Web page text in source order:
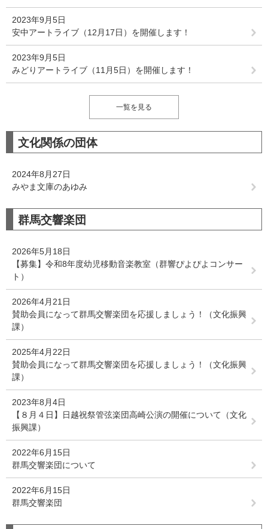
2023年9月5日
安中アートライブ（12月17日）を開催します！
2023年9月5日
みどりアートライブ（11月5日）を開催します！
一覧を見る
文化関係の団体
2024年8月27日
みやま文庫のあゆみ
群馬交響楽団
2026年5月18日
【募集】令和8年度幼児移動音楽教室（群響ぴよぴよコンサー
ト）
2026年4月21日
賛助会員になって群馬交響楽団を応援しましょう！（文化振興
課）
2025年4月22日
賛助会員になって群馬交響楽団を応援しましょう！（文化振興
課）
2023年8月4日
【８月４日】日越祝祭管弦楽団高崎公演の開催について（文化
振興課）
2022年6月15日
群馬交響楽団について
2022年6月15日
群馬交響楽団